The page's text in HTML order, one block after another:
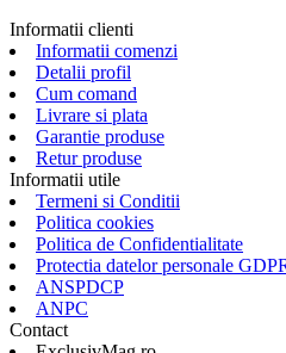
Informatii clienti
Informatii comenzi
Detalii profil
Cum comand
Livrare si plata
Garantie produse
Retur produse
Informatii utile
Termeni si Conditii
Politica cookies
Politica de Confidentialitate
Protectia datelor personale
ANSPDCP
ANPC
Contact